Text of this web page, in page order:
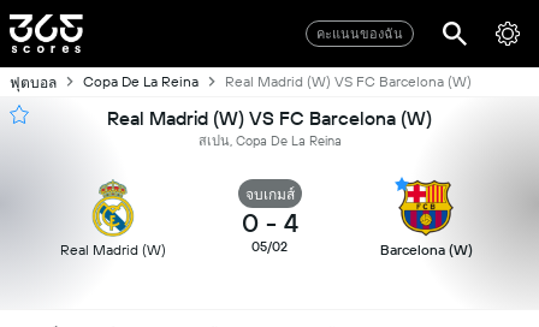
คะแนนของฉัน
ฟุตบอล Copa De La Reina Real Madrid (W) VS FC Barcelona (W)
Real Madrid (W) VS FC Barcelona (W)
สเปน, Copa De La Reina
Real Madrid (W)
จบเกมส์
0 - 4
05/02 Barcelona (W)